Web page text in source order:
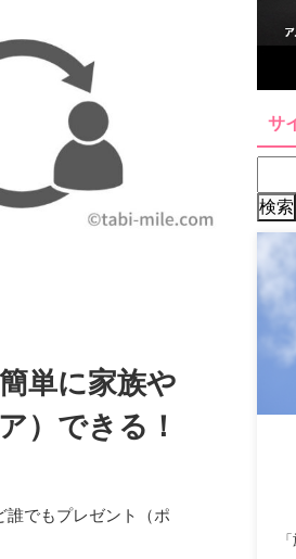
単に家族や
）できる！
でもプレゼント（ポ
サ